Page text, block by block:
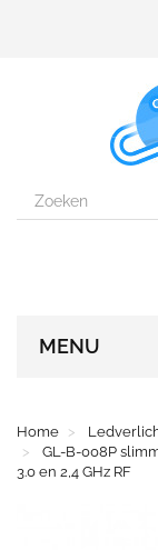
MENU
Home
GL-B-008P
3.0 en 2,4 GHz RF